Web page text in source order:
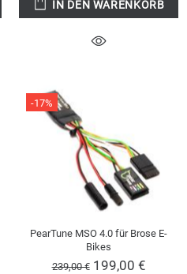
IN DEN WARENKORB
-17%
PearTune MSO 4.0 für Brose E-
Bikes
239,00 € 199,00 €